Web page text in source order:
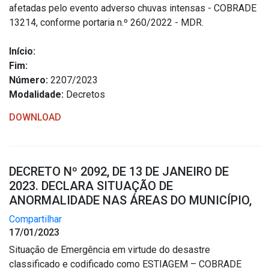
afetadas pelo evento adverso chuvas intensas - COBRADE
13214, conforme portaria n.º 260/2022 - MDR.
Início:
Fim:
Número: 2207/2023
Modalidade: Decretos
DOWNLOAD
DECRETO Nº 2092, DE 13 DE JANEIRO DE
2023. DECLARA SITUAÇÃO DE
ANORMALIDADE NAS ÁREAS DO MUNICÍPIO,
Compartilhar
17/01/2023
Situação de Emergência em virtude do desastre
classificado e codificado como ESTIAGEM – COBRADE